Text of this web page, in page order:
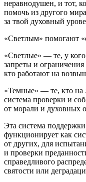
неравнодушен, и тот,
помочь из другого
за твой духовный
«Светлым» помогают
«Светлые» — те, у
запреты и
кто работают на
«Темные» — те, кто на
система проверки и
от морали и духовных
Эта система
функционирует как
от других, для
и проверки
справедливого
святости или